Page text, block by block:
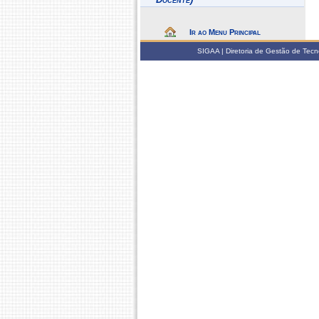
Ir ao Menu Principal
SIGAA | Diretoria de Gestão de